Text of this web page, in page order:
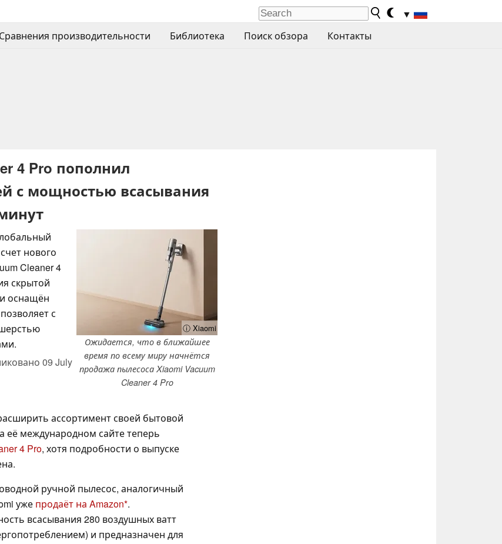
▼
Сравнения производительности Библиотека Поиск обзора Контакты
4 Pro пополнил
с мощностью всасывания
ⓘ Xiaomi
Ожидается, что в ближайшее
время по всему миру начнётся
продажа пылесоса Xiaomi Vacuum
Cleaner 4 Pro
нового
Cleaner 4
скрытой
оснащён
с
09 July
ассортимент своей бытовой
её международном сайте теперь
4 Pro, хотя подробности о выпуске
ручной пылесос, аналогичный
уже продаёт на Amazon .
всасывания 280 воздушных ватт
и предназначен для